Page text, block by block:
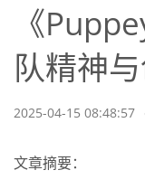
《
队精神与
2025-04-15 08:48:57
文章摘要：